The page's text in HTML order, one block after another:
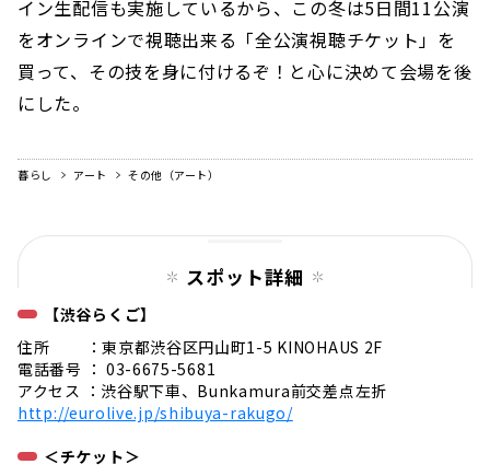
イン生配信も実施しているから、この冬は5日間11公演
をオンラインで視聴出来る「全公演視聴チケット」を
買って、その技を身に付けるぞ！と心に決めて会場を後
にした。
暮らし アート その他（アート）
スポット詳細
【渋谷らくご】
住所 ：東京都渋谷区円山町1-5 KINOHAUS 2F
電話番号 ： 03-6675-5681
アクセス ：渋谷駅下車、Bunkamura前交差点左折
http://eurolive.jp/shibuya-rakugo/
＜チケット＞